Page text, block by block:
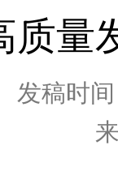
质量
发稿时